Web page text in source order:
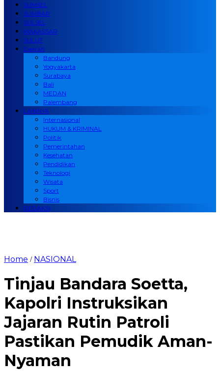
SUMSEL
SUMBAR
SULSEL
MAKASSAR
SULUT
Daerah
Bandung
Yogyakarta
Surabaya
Bali
MEDAN
Palembang
LAINNYA
Internasional
HUKUM & KRIMINAL
Politik
Pemerintahan
Kesehatan
Pendidikan
Teknologi
Wisata
Sport
Bisnis
REDAKSI
Home / NASIONAL
Tinjau Bandara Soetta,
Kapolri Instruksikan
Jajaran Rutin Patroli
Pastikan Pemudik Aman-
Nyaman